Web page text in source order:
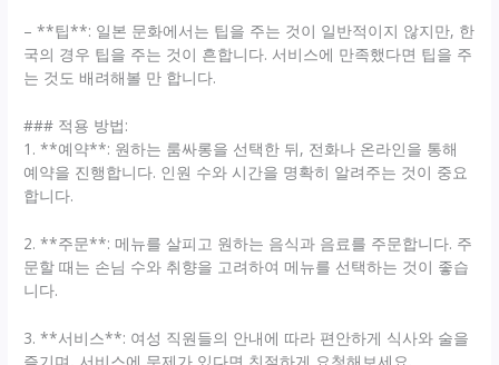
– **팁**: 일본 문화에서는 팁을 주는 것이 일반적이지 않지만, 한
국의 경우 팁을 주는 것이 흔합니다. 서비스에 만족했다면 팁을 주
는 것도 배려해볼 만 합니다.
### 적용 방법:
1. **예약**: 원하는 룸싸롱을 선택한 뒤, 전화나 온라인을 통해
예약을 진행합니다. 인원 수와 시간을 명확히 알려주는 것이 중요
합니다.
2. **주문**: 메뉴를 살피고 원하는 음식과 음료를 주문합니다. 주
문할 때는 손님 수와 취향을 고려하여 메뉴를 선택하는 것이 좋습
니다.
3. **서비스**: 여성 직원들의 안내에 따라 편안하게 식사와 술을